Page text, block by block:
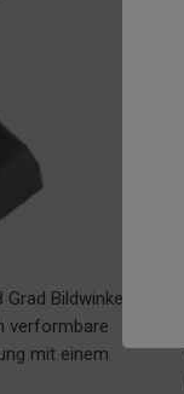
Bildwinkel
verformbare
mit einem